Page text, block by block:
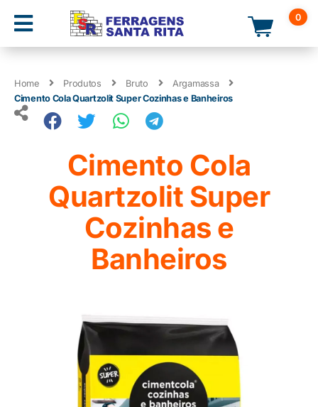
0
Home Produtos Bruto
Argamassa
Cimento Cola Quartzolit Super Cozinhas e Banheiros
Cimento Cola
Quartzolit Super
Cozinhas e
Banheiros